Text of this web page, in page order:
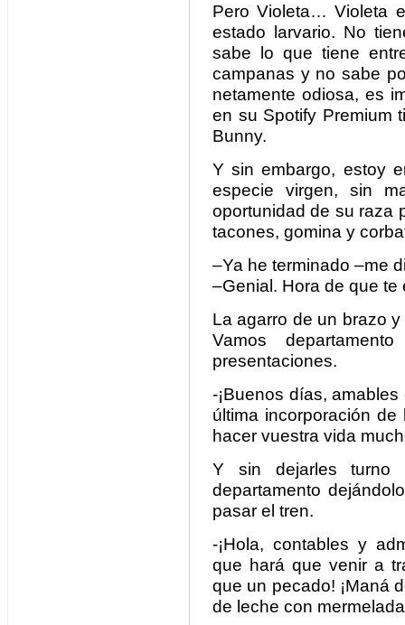
Pero Violeta… Violeta
estado larvario. No
sabe lo que tiene
campanas y no sabe
netamente odiosa, es
en su Spotify Premium
Bunny.
Y sin embargo, estoy
especie virgen, sin
oportunidad de su raza
tacones, gomina y
–Ya he terminado –me
–Genial. Hora de que te
La agarro de un brazo
Vamos
presentaciones.
-¡Buenos días,
última incorporación
hacer vuestra vida
Y sin dejarles turno
departamento
pasar el tren.
-¡Hola, contables y
que hará que venir a
que un pecado! ¡Maná
de leche con